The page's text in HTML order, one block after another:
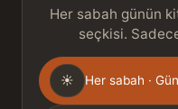
Her sabah günün
seçkisi.
Gönderim
sıklığı
☀ Her sabah ·